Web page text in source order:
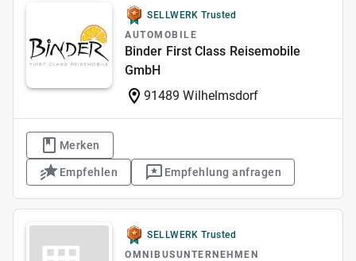
SELLWERK Trusted
AUTOMOBILE
Binder First Class Reisemobile
GmbH
91489 Wilhelmsdorf
Merken
Empfehlen Empfehlung anfragen
SELLWERK Trusted
OMNIBUSUNTERNEHMEN